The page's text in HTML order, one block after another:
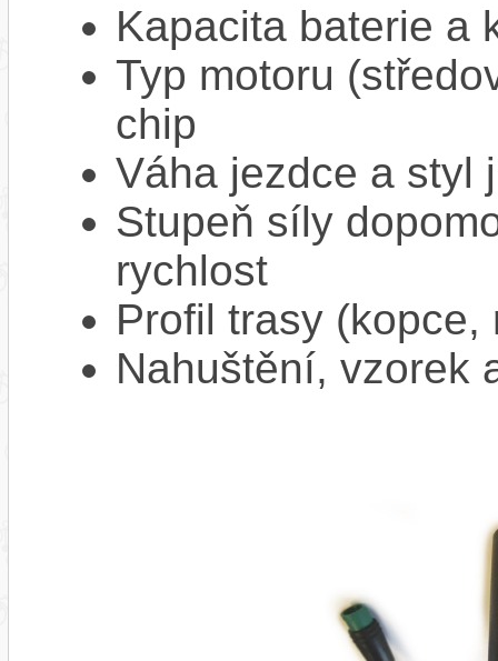
Kapacita baterie a
Typ motoru
chip
Váha jezdce a styl
Stupeň síly
rychlost
Profil trasy
Nahuštění, vzorek